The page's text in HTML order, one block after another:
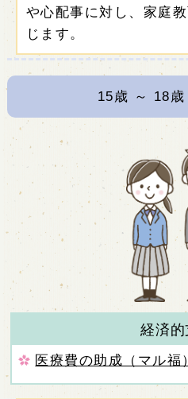
や心配事に対し、家庭
じます。
15歳 ～ 18歳
経済的
医療費の助成（マル福）